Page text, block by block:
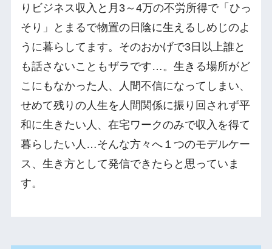
りビジネス収入と月3～4万の不労所得で「ひっ
そり」とまるで物置の日陰に生えるしめじのよ
うに暮らしてます。そのおかげで3日以上誰と
も話さないこともザラです…。生きる場所がど
こにもなかった人、人間不信になってしまい、
せめて残りの人生を人間関係に振り回されず平
和に生きたい人、在宅ワークのみで収入を得て
暮らしたい人…そんな方々へ１つのモデルケー
ス、生き方として発信できたらと思っていま
す。